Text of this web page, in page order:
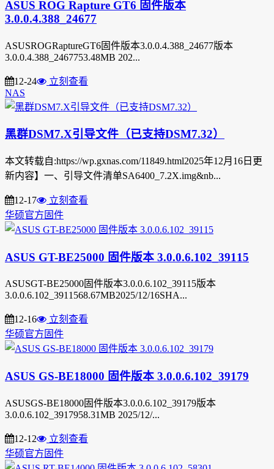
ASUS ROG Rapture GT6 固件版本
3.0.0.4.388_24677
ASUSROGRaptureGT6固件版本3.0.0.4.388_24677版本
3.0.0.4.388_2467753.48MB 202...
12-24
立刻查看
NAS
黑群DSM7.X引导文件（已支持DSM7.32）
本文转载自:https://wp.gxnas.com/11849.html2025年12月16日更
新内容】一、引导文件清单SA6400_7.2X.img&nb...
12-17
立刻查看
华硕官方固件
ASUS GT-BE25000 固件版本 3.0.0.6.102_39115
ASUSGT-BE25000固件版本3.0.0.6.102_39115版本
3.0.0.6.102_3911568.67MB2025/12/16SHA...
12-16
立刻查看
华硕官方固件
ASUS GS-BE18000 固件版本 3.0.0.6.102_39179
ASUSGS-BE18000固件版本3.0.0.6.102_39179版本
3.0.0.6.102_3917958.31MB 2025/12/...
12-12
立刻查看
华硕官方固件